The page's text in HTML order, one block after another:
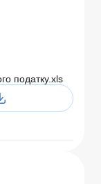
податку.xls